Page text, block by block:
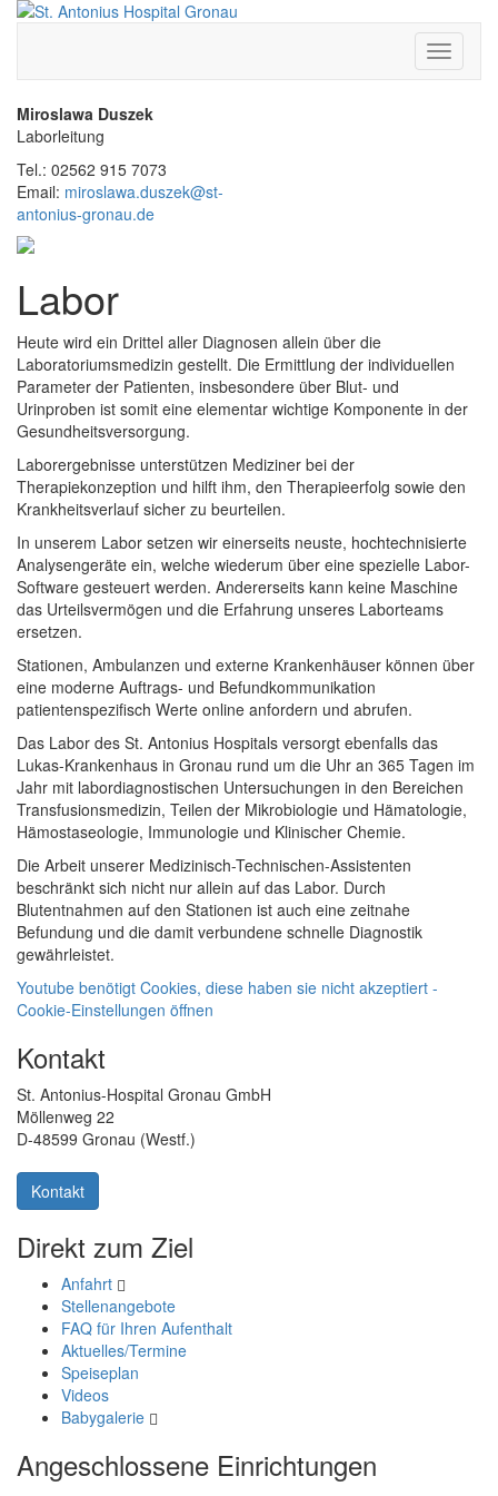
Toggle
Miroslawa Duszek
Laborleitung
Tel.: 02562 915 7073
Email: miroslawa.duszek@st-
antonius-gronau.de
Labor
Heute wird ein Drittel aller Diagnosen allein über die
Laboratoriumsmedizin gestellt. Die Ermittlung der individuellen
Parameter der Patienten, insbesondere über Blut- und
Urinproben ist somit eine elementar wichtige Komponente in der
Gesundheitsversorgung.
Laborergebnisse unterstützen Mediziner bei der
Therapiekonzeption und hilft ihm, den Therapieerfolg sowie den
Krankheitsverlauf sicher zu beurteilen.
In unserem Labor setzen wir einerseits neuste, hochtechnisierte
Analysengeräte ein, welche wiederum über eine spezielle Labor-
Software gesteuert werden. Andererseits kann keine Maschine
das Urteilsvermögen und die Erfahrung unseres Laborteams
ersetzen.
Stationen, Ambulanzen und externe Krankenhäuser können über
eine moderne Auftrags- und Befundkommunikation
patientenspezifisch Werte online anfordern und abrufen.
Das Labor des St. Antonius Hospitals versorgt ebenfalls das
Lukas-Krankenhaus in Gronau rund um die Uhr an 365 Tagen im
Jahr mit labordiagnostischen Untersuchungen in den Bereichen
Transfusionsmedizin, Teilen der Mikrobiologie und Hämatologie,
Hämostaseologie, Immunologie und Klinischer Chemie.
Die Arbeit unserer Medizinisch-Technischen-Assistenten
beschränkt sich nicht nur allein auf das Labor. Durch
Blutentnahmen auf den Stationen ist auch eine zeitnahe
Befundung und die damit verbundene schnelle Diagnostik
gewährleistet.
Youtube benötigt Cookies, diese haben sie nicht akzeptiert -
Cookie-Einstellungen öffnen
Kontakt
St. Antonius-Hospital Gronau GmbH
Möllenweg 22
D-48599 Gronau (Westf.)
Kontakt
Direkt zum Ziel
Anfahrt
Stellenangebote
FAQ für Ihren Aufenthalt
Aktuelles/Termine
Speiseplan
Videos
Babygalerie
Angeschlossene Einrichtungen